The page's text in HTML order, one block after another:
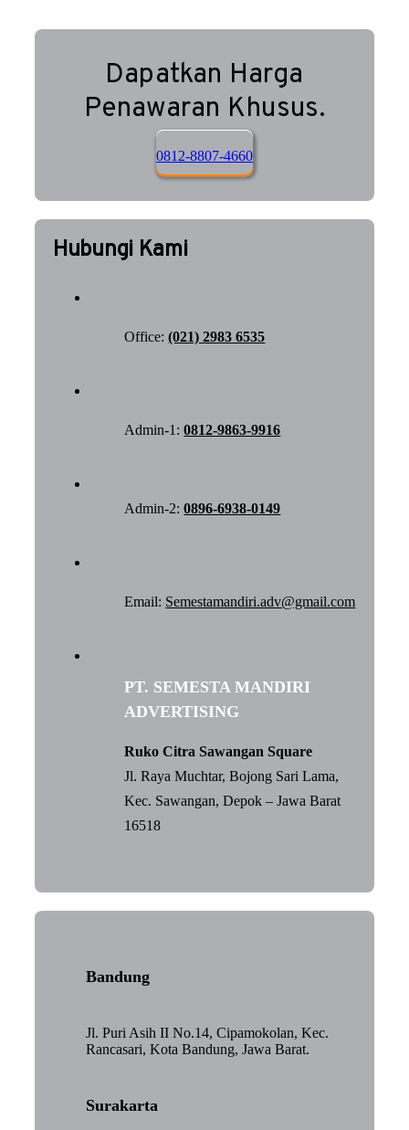
Dapatkan Harga
Penawaran Khusus.
0812-8807-4660
Hubungi Kami
Office:(021) 2983 6535
Admin-1:0812-9863-9916
Admin-2:0896-6938-0149
Email: Semestamandiri.adv@gmail.com
PT. SEMESTA MANDIRI
ADVERTISING
Ruko Citra Sawangan Square
Jl. Raya Muchtar, Bojong Sari Lama,
Kec. Sawangan, Depok – Jawa Barat
16518
Bandung
Jl. Puri Asih II No.14, Cipamokolan, Kec.
Rancasari, Kota Bandung, Jawa Barat.
Surakarta